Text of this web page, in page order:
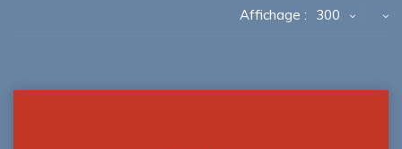
Affichage : 300